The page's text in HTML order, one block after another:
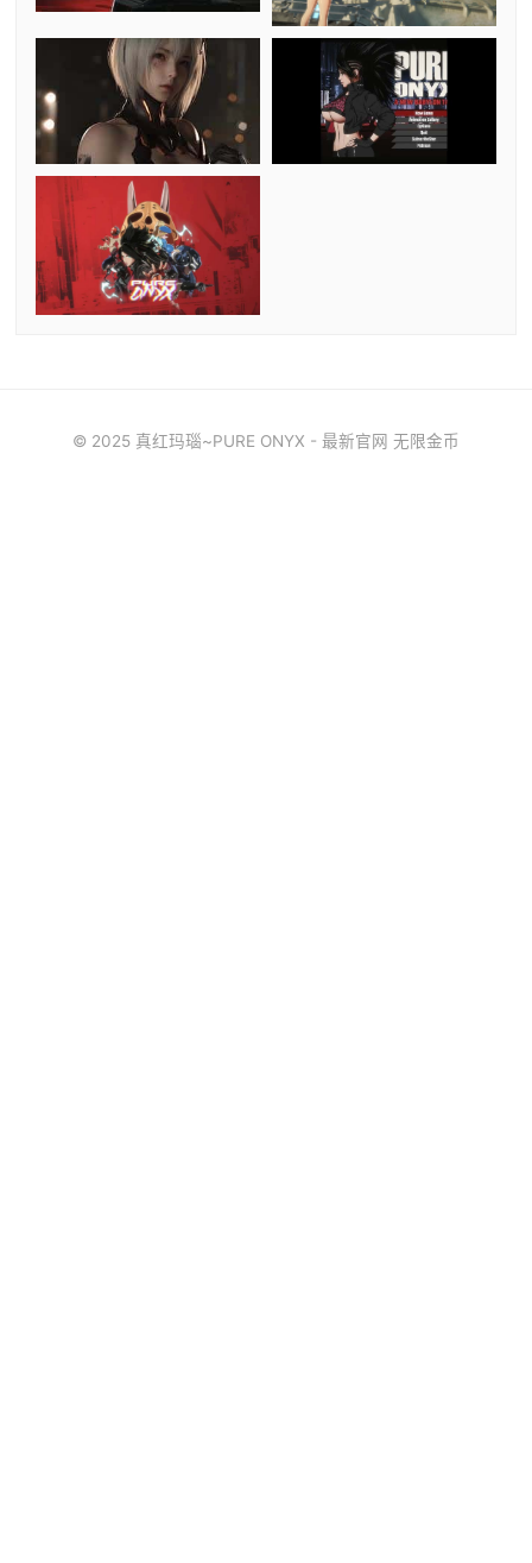
© 2025 真红玛瑙~PURE ONYX - 最新官网 无限金币